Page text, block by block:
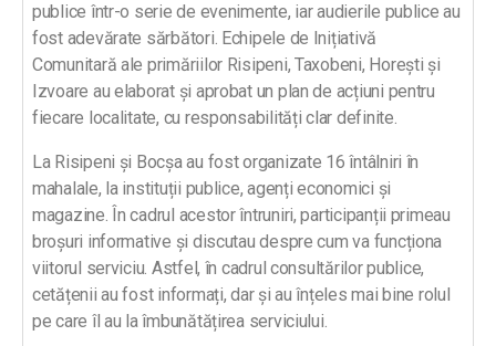
publice într-o serie de evenimente, iar audierile publice au
fost adevărate sărbători. Echipele de Inițiativă
Comunitară ale primăriilor Risipeni, Taxobeni, Horești și
Izvoare au elaborat și aprobat un plan de acțiuni pentru
fiecare localitate, cu responsabilități clar definite.
La Risipeni și Bocșa au fost organizate 16 întâlniri în
mahalale, la instituții publice, agenți economici și
magazine. În cadrul acestor întruniri, participanții primeau
broșuri informative și discutau despre cum va funcționa
viitorul serviciu. Astfel, în cadrul consultărilor publice,
cetățenii au fost informați, dar și au înțeles mai bine rolul
pe care îl au la îmbunătățirea serviciului.